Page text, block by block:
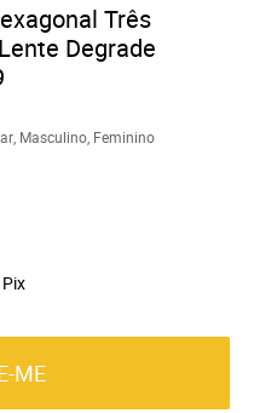
Três
Degrade
Masculino Feminino
ME